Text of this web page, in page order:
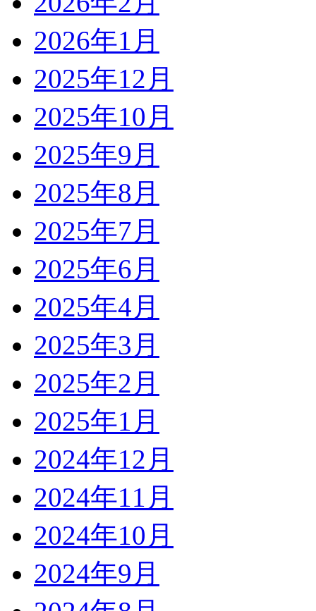
2026年1月
2025年12月
2025年10月
2025年9月
2025年8月
2025年7月
2025年6月
2025年4月
2025年3月
2025年2月
2025年1月
2024年12月
2024年11月
2024年10月
2024年9月